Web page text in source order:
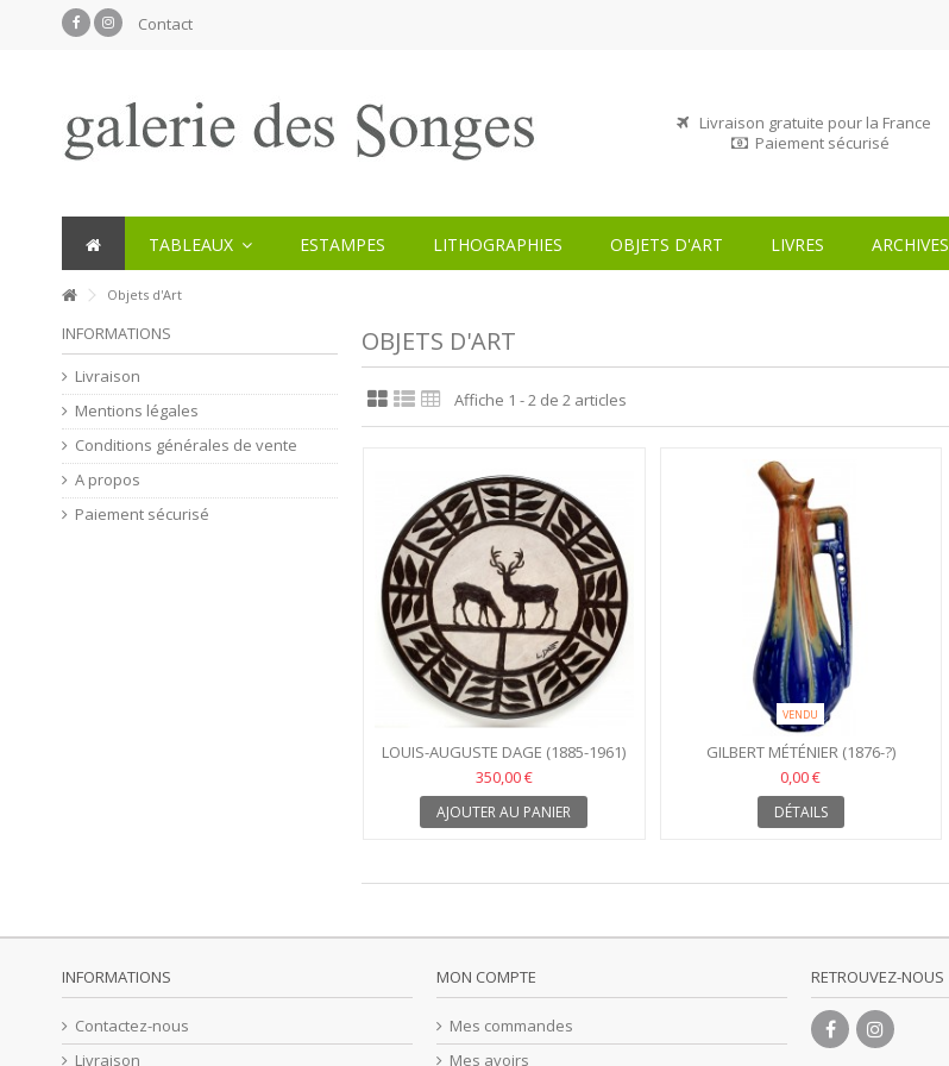
Contact
Livraison gratuite pour la France
Paiement sécurisé
TABLEAUX ESTAMPES LITHOGRAPHIES OBJETS D'ART LIVRES ARCHIVES
Objets d'Art
OBJETS D'ART
Affiche 1 - 2 de 2 articles
LOUIS-AUGUSTE DAGE (1885-1961)
350,00 €
AJOUTER AU PANIER
VENDU
GILBERT MÉTÉNIER (1876-?)
0,00 €
DÉTAILS
INFORMATIONS
Livraison
Mentions légales
Conditions générales de vente
A propos
Paiement sécurisé
INFORMATIONS
Contactez-nous
Livraison
MON COMPTE
Mes commandes
Mes avoirs
RETROUVEZ-NOUS